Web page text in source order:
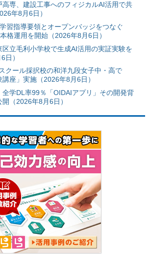
専、建設工事へのフィジカルAI活用で共
年8月6日）
習指導要領とオープンバッジをつなぐ
格運用を開始（2026年8月6日）
立毛利小学校で生成AI活用の実証実験を
日）
クール採択校の和洋九段女子中・高で
講座」実施（2026年8月6日）
全学DL率99％「OIDAIアプリ」その開発背
（2026年8月6日）